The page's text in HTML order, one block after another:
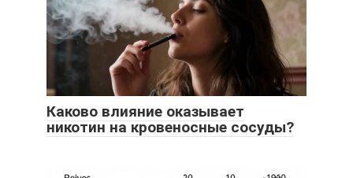
Каково влияние оказывает
никотин на кровеносные сосуды?